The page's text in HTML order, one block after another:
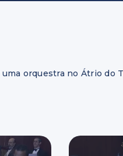
orquestra no Átrio do